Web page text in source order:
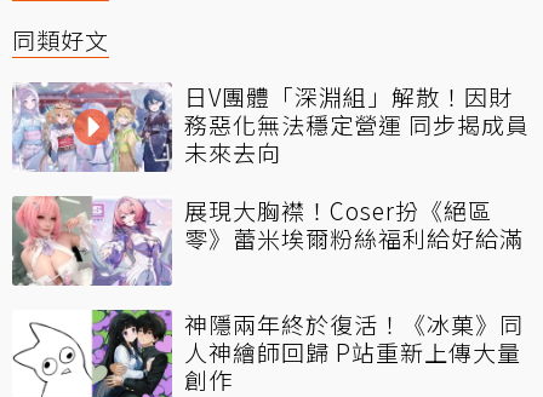
同類好文
日V團體「深淵組」解散！因財
務惡化無法穩定營運 同步揭成員
未來去向
展現大胸襟！Coser扮《絕區
零》蕾米埃爾粉絲福利給好給滿
神隱兩年終於復活！《冰菓》同
人神繪師回歸 P站重新上傳大量
創作